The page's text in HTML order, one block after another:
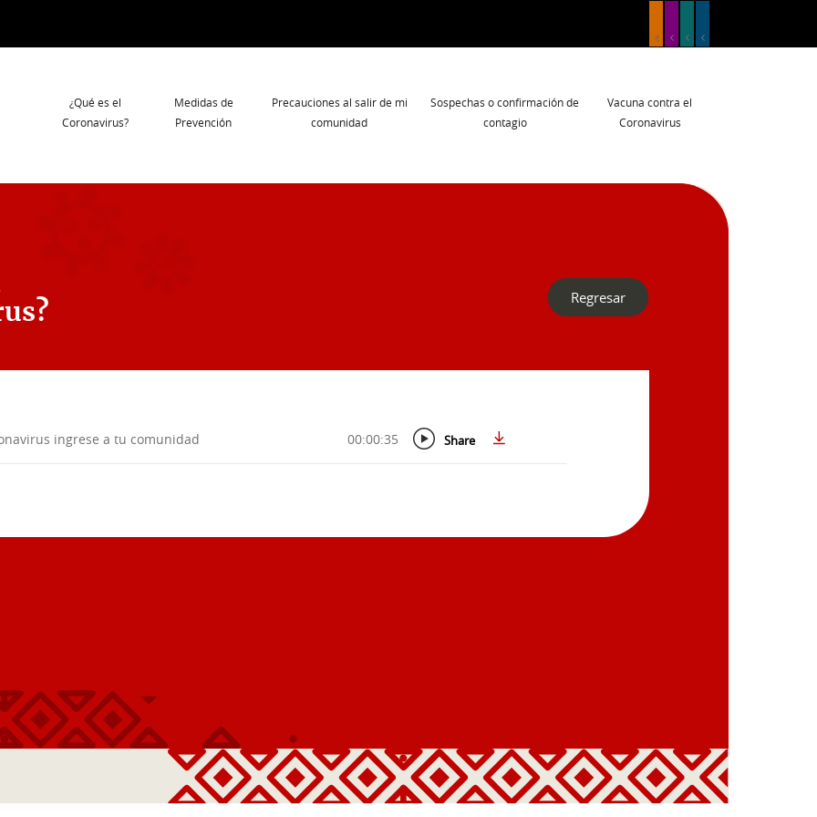
Navegación
principal
¿Qué es el
Coronavirus?
Medidas de
Prevención
Precauciones al salir de mi
comunidad
Sospechas o confirmación de
contagio
Vacuna contra el
Coronavirus
Regresar
ingrese a tu comunidad 00:00:35 Share